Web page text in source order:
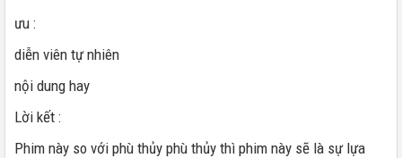
ưu :
diễn viên tự nhiên
nội dung hay
Lời kết :
Phim này so với phù thủy phù thủy thì phim này sẽ là sự lựa